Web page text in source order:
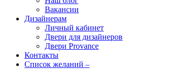
Вакансии
Дизайнерам
Личный кабинет
Двери для дизайнеров
Двери Provance
Контакты
Список желаний –